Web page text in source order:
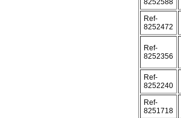
8252588
Ref-
8252472
Ref-
8252356
Ref-
8252240
Ref-
8251718